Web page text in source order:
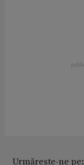
Urmărește-ne pe: